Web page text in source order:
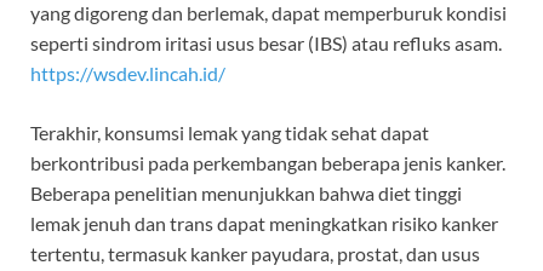
yang digoreng dan berlemak, dapat memperburuk kondisi
seperti sindrom iritasi usus besar (IBS) atau refluks asam.
https://wsdev.lincah.id/
Terakhir, konsumsi lemak yang tidak sehat dapat
berkontribusi pada perkembangan beberapa jenis kanker.
Beberapa penelitian menunjukkan bahwa diet tinggi
lemak jenuh dan trans dapat meningkatkan risiko kanker
tertentu, termasuk kanker payudara, prostat, dan usus